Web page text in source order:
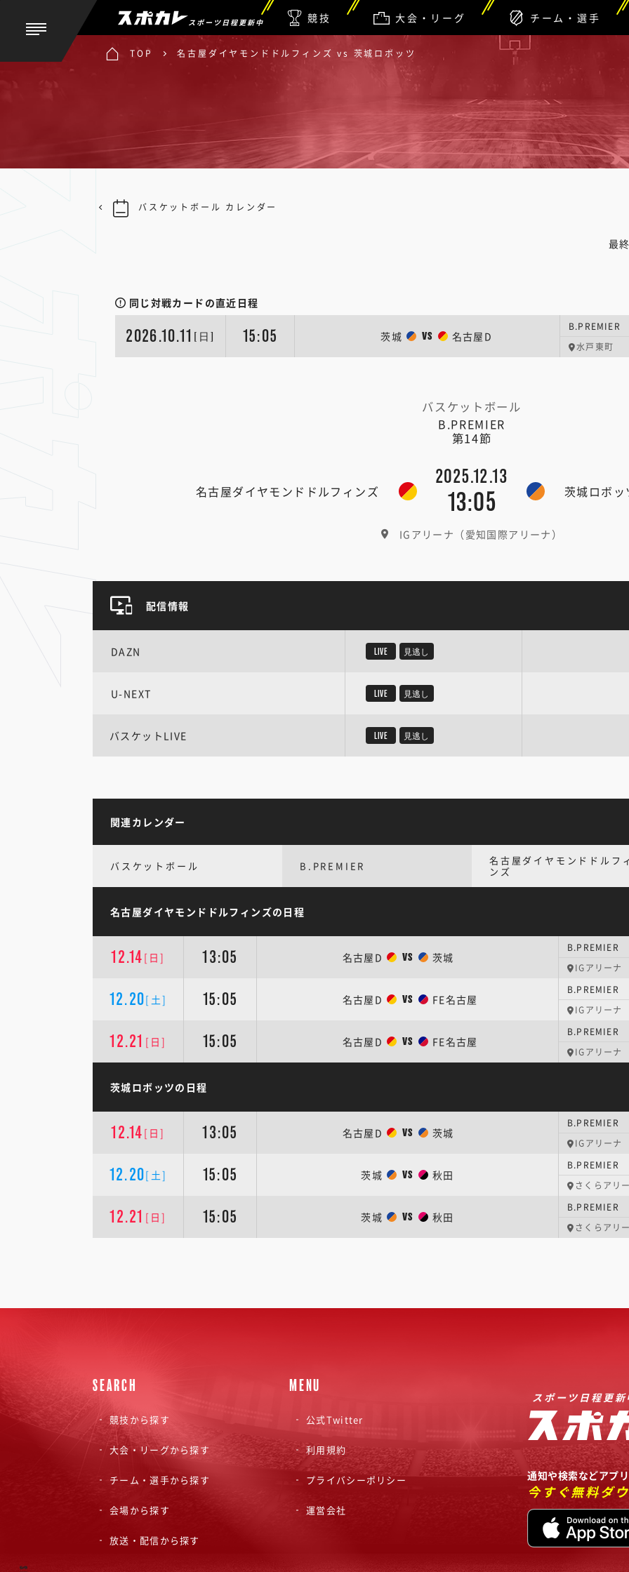
スポーツ日程更新中 競技 大会・リーグ チーム・選手
TOP 名古屋ダイヤモンドドルフィンズ vs 茨城ロボッツ
最
同じ対戦カードの直近日程
2026.10.11 [日] 15:05 茨城 VS 名古屋D
B.PREMIER
水戸東町
バスケットボール
B.PREMIER
第14節
名古屋ダイヤモンドドルフィンズ
2025.12.13
13:05 茨城ロボッ
IGアリーナ（愛知国際アリーナ）
バスケットボール カレンダー
配信情報
DAZN LIVE 見逃し
U-NEXT LIVE 見逃し
バスケットLIVE LIVE 見逃し
関連カレンダー
バスケットボール B.PREMIER
名古屋ダイヤモンドドルフ
ンズ
名古屋ダイヤモンドドルフィンズの日程
12.14 [日] 13:05 名古屋D VS 茨城
IGアリーナ
12.20[土] 15:05 名古屋D VS FE名古屋
B.PREMIER
IGアリーナ
12.21 [日] 15:05 名古屋D VS FE名古屋
B.PREMIER
IGアリーナ
茨城ロボッツの日程
12.14 [日] 13:05 名古屋D VS 茨城
IGアリーナ
12.20[土] 15:05 茨城 VS 秋田
さくらアリ
12.21 [日] 15:05 茨城 VS 秋田
さくらアリ
SEARCH
競技から探す
大会・リーグから探す
チーム・選手から探す
会場から探す
放送・配信から探す
MENU
公式Twitter
利用規約
プライバシーポリシー
運営会社
スポーツ日程更新
通知や検索などアプ
今すぐ無料ダ